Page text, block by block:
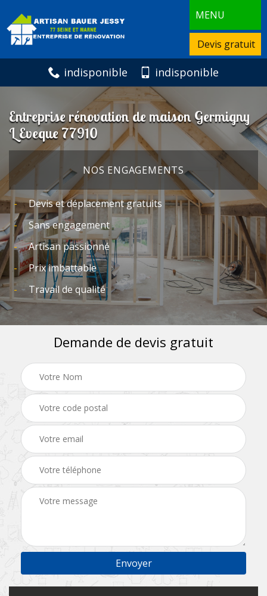
MENU
Devis gratuit
indisponible indisponible
Entreprise rénovation de maison Germigny
L Eveque 77910
NOS ENGAGEMENTS
Devis et déplacement gratuits
Sans engagement
Artisan passionné
Prix imbattable
Travail de qualité
Demande de devis gratuit